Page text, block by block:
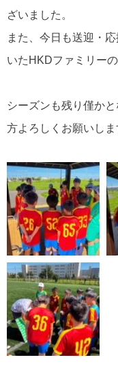
ざいました。
また、今日も送迎・
いたHKDファミリー
シーズンも残り僅か
方よろしくお願いしま